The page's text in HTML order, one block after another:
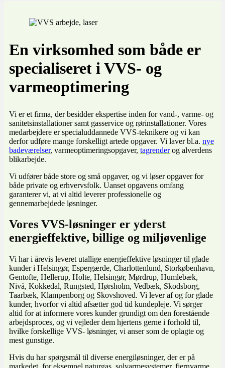
En virksomhed som både er
specialiseret i VVS- og
varmeoptimering
Vi er et firma, der besidder ekspertise inden for vand-, varme- og
sanitetsinstallationer samt gasservice og rørinstallationer. Vores
medarbejdere er specialuddannede VVS-teknikere og vi kan
derfor udføre mange forskelligt artede opgaver. Vi laver bl.a. nye
badeværelser, varmeoptimeringsopgaver, tagrenderog alverdens
blikarbejde.
Vi udfører både store og små opgaver, og vi løser opgaver for
både private og erhvervsfolk. Uanset opgavens omfang
garanterer vi, at vi altid leverer professionelle og
gennemarbejdede løsninger.
Vores VVS-løsninger er yderst
energieffektive, billige og miljøvenlige
​Vi har i årevis leveret utallige energieffektive løsninger til glade
kunder i Helsingør, Espergærde, Charlottenlund, Storkøbenhavn,
Gentofte, Hellerup, Holte, Helsingør, Mørdrup, Humlebæk,
Nivå, Kokkedal, Rungsted, Hørsholm, Vedbæk, Skodsborg,
Taarbæk, Klampenborg og Skovshoved. Vi lever af og for glade
kunder, hvorfor vi altid afsætter god tid kundepleje. Vi sørger
altid for at informere vores kunder grundigt om den forestående
arbejdsproces, og vi vejleder dem hjertens gerne i forhold til,
hvilke forskellige VVS- løsninger, vi anser som de oplagte og
mest gunstige.
Hvis du har spørgsmål til diverse energiløsninger, der er på